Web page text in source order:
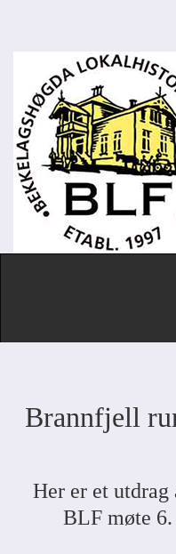
Brannfjell
Her er et utdrag
BLF møte